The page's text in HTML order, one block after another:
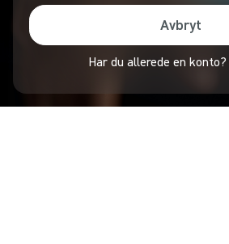
Avbryt
Har du allerede en konto?